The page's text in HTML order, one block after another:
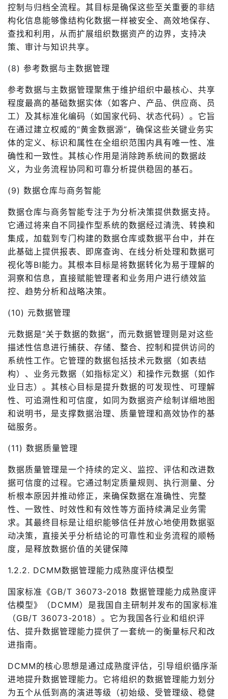
控制与归档全流程。其目标是确保这些至关重要的非结
构化信息能够像结构化数据一样被安全、高效地保存、
查找和利用，从而扩展组织数据资产的边界，支持决
策、审计与知识共享。
(8) 参考数据与主数据管理
参考数据与主数据管理聚焦于维护组织中最核心、共享
程度最高的基础数据实体（如客户、产品、供应商、员
工）及其标准化编码（如国家代码、状态代码）。它旨
在通过建立权威的“黄金数据源”，确保这些关键业务实
体的定义、标识和属性在全组织范围内具有唯一性、准
确性和一致性。其核心作用是消除跨系统间的数据歧
义，为业务流程协同和可靠分析提供稳固的基石。
(9) 数据仓库与商务智能
数据仓库与商务智能专注于为分析决策提供数据支持。
它通过将来自不同操作型系统的数据经过清洗、转换和
集成，加载到专门构建的数据仓库或数据平台中，并在
此基础上提供报表、即席查询、在线分析处理和数据可
视化等BI能力。其根本目标是将数据转化为易于理解的
洞察和信息，直接赋能管理者和业务用户进行绩效监
控、趋势分析和战略决策。
(10) 元数据管理
元数据是“关于数据的数据”，而元数据管理则是对这些
描述性信息进行捕获、存储、整合、控制和提供访问的
系统性工作。它管理的数据包括技术元数据（如表结
构）、业务元数据（如指标定义）和操作元数据（如作
业日志）。其核心目标是提升数据的可发现性、可理解
性、可追溯性和可信度，如同为数据资产绘制详细地图
和说明书，是支撑数据治理、质量管理和高效协作的基
础服务。
(11) 数据质量管理
数据质量管理是一个持续的定义、监控、评估和改进数
据可信度的过程。它通过制定质量规则、执行测量、分
析根本原因并推动修正，来确保数据在准确性、完整
性、一致性、时效性和有效性等方面持续满足业务需
求。其最终目标是让组织能够信任并放心地使用数据驱
动决策，直接关乎分析结论的可靠性和业务流程的顺畅
度，是释放数据价值的关键保障
1.2.2. DCMM数据管理能力成熟度评估模型
国家标准《GB/T 36073-2018 数据管理能力成熟度评
估模型》（DCMM）是我国自主研制并发布的国家标准
（GB/T 36073-2018）。它为我国各行业和组织评
估、提升数据管理能力提供了一套统一的衡量标尺和改
进指南。
DCMM的核心思想是通过成熟度评估，引导组织循序渐
进地提升数据管理能力。它将组织的数据管理能力划分
为五个从低到高的演进等级（初始级、受管理级、稳健